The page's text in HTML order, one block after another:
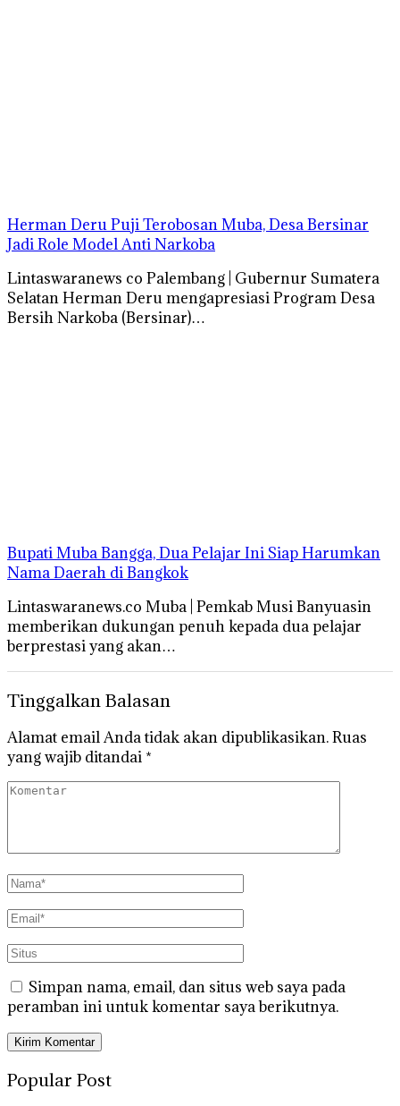
Herman Deru Puji Terobosan Muba, Desa Bersinar
Jadi Role Model Anti Narkoba
Lintaswaranews co Palembang | Gubernur Sumatera
Selatan Herman Deru mengapresiasi Program Desa
Bersih Narkoba (Bersinar)…
Bupati Muba Bangga, Dua Pelajar Ini Siap Harumkan
Nama Daerah di Bangkok
Lintaswaranews.co Muba | Pemkab Musi Banyuasin
memberikan dukungan penuh kepada dua pelajar
berprestasi yang akan…
Tinggalkan Balasan
Alamat email Anda tidak akan dipublikasikan.Ruas
yang wajib ditandai *
Simpan nama, email, dan situs web saya pada
peramban ini untuk komentar saya berikutnya.
Popular Post